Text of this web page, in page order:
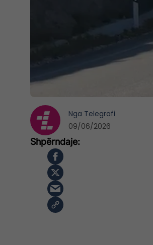
Nga Telegrafi
09/06/2026